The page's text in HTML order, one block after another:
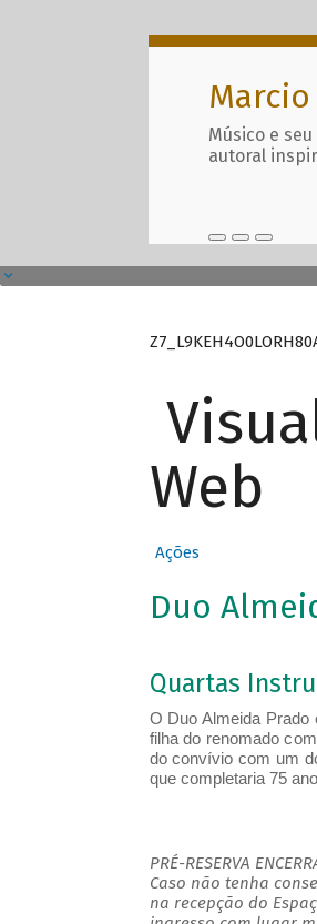
Músico e
autoral
Web
Ações
Duo
Quartas
O Duo Almeida
filha do renomado
do convívio com um
que completaria 75
PRÉ-RESERVA
Caso não tenha
na recepção do